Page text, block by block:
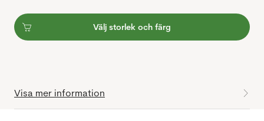
Välj storlek och färg
Visa mer information